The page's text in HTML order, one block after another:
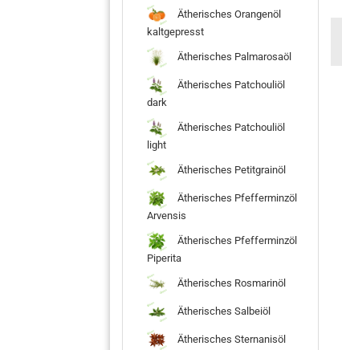
Ätherisches Orangenöl
kaltgepresst
Ätherisches Palmarosaöl
Ätherisches Patchouliöl
dark
Ätherisches Patchouliöl
light
Ätherisches Petitgrainöl
Ätherisches Pfefferminzöl
Arvensis
Ätherisches Pfefferminzöl
Piperita
Ätherisches Rosmarinöl
Ätherisches Salbeiöl
Ätherisches Sternanisöl